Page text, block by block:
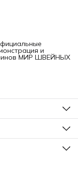
и
МИР ШВЕЙНЫХ
15Б